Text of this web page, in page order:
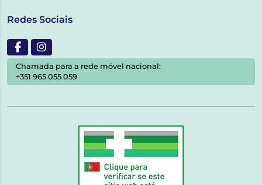
Redes Sociais
Chamada para a rede móvel nacional:
+351 965 055 059